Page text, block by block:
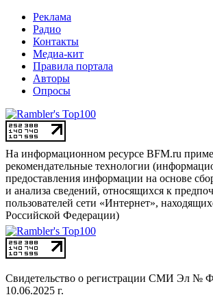
Реклама
Радио
Контакты
Медиа-кит
Правила портала
Авторы
Опросы
На информационном ресурсе BFM.ru
рекомендательные технологии
предоставления информации на основе
и анализа сведений, относящихся к
пользователей сети «Интернет»,
Российской Федерации)
Свидетельство о регистрации СМИ Эл №
10.06.2025 г.